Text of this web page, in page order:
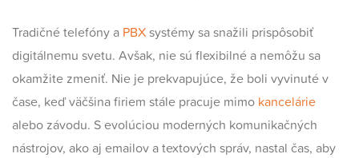
Tradičné telefóny a PBXsystémy sa snažili prispôsobiť
digitálnemu svetu. Avšak, nie sú flexibilné a nemôžu sa
okamžite zmeniť. Nie je prekvapujúce, že boli vyvinuté v
čase, keď väčšina firiem stále pracuje mimo kancelárie
alebo závodu. S evolúciou moderných komunikačných
nástrojov, ako aj emailov a textových správ, nastal čas, aby